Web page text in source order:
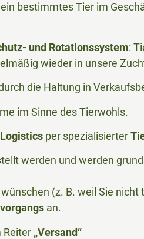
bestimmtes Tier im
und Rotationssystem:
wieder in unsere
die Haltung in
im Sinne des Tierwohls.
per spezialisierter
werden und werden
(z. B. weil Sie nicht
an.
Reiter „Versand“